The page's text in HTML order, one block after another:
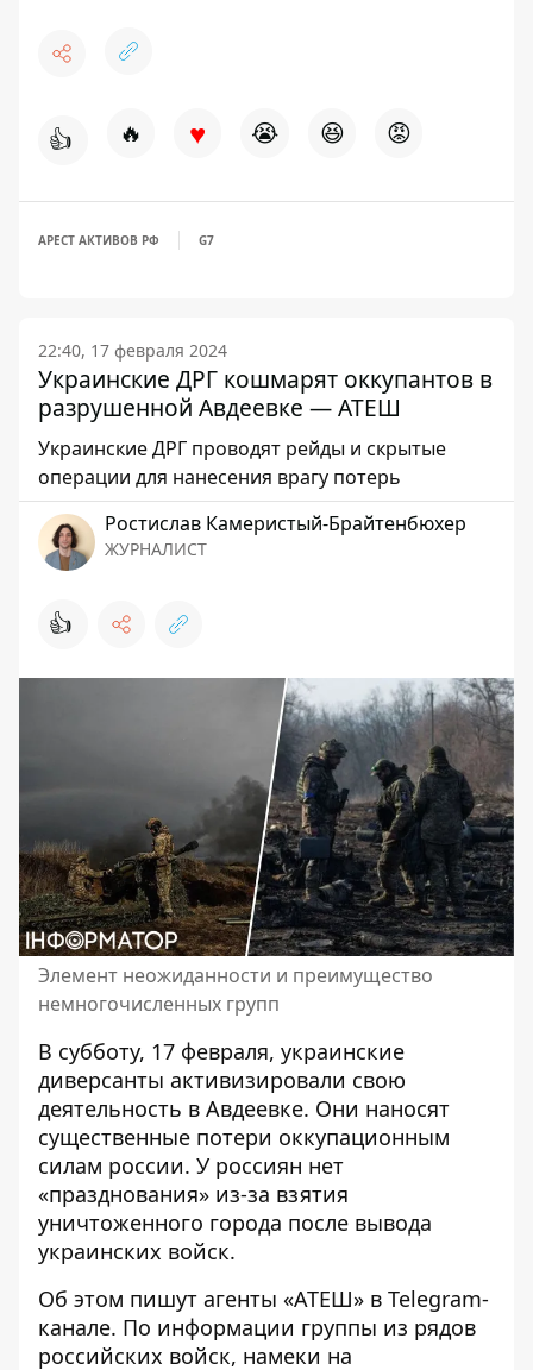
👍 🔥 ♥ 😭 😆 😡
АРЕСТ АКТИВОВ РФ G7
22:40, 17 февраля 2024
Украинские ДРГ кошмарят оккупантов в
разрушенной Авдеевке — АТЕШ
Украинские ДРГ проводят рейды и скрытые
операции для нанесения врагу потерь
Ростислав Камеристый-Брайтенбюхер
ЖУРНАЛИСТ
👍
Элемент неожиданности и преимущество
немногочисленных групп
В субботу, 17 февраля, украинские
диверсанты активизировали свою
деятельность в Авдеевке. Они наносят
существенные потери оккупационным
силам россии. У россиян нет
«празднования» из-за взятия
уничтоженного города после вывода
украинских войск.
Об этом пишут агенты «АТЕШ» в Telegram-
канале. По информации группы из рядов
российских войск, намеки на